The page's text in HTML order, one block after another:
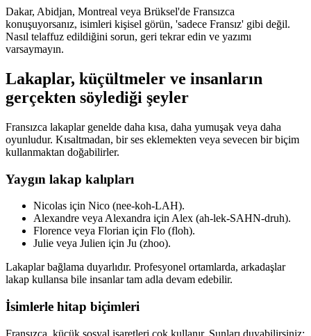
Dakar, Abidjan, Montreal veya Brüksel'de Fransızca
konuşuyorsanız, isimleri kişisel görün, 'sadece Fransız' gibi değil.
Nasıl telaffuz edildiğini sorun, geri tekrar edin ve yazımı
varsaymayın.
Lakaplar, küçültmeler ve insanların
gerçekten söylediği şeyler
Fransızca lakaplar genelde daha kısa, daha yumuşak veya daha
oyunludur. Kısaltmadan, bir ses eklemekten veya sevecen bir biçim
kullanmaktan doğabilirler.
Yaygın lakap kalıpları
Nicolas için Nico (nee-koh-LAH).
Alexandre veya Alexandra için Alex (ah-lek-SAHN-druh).
Florence veya Florian için Flo (floh).
Julie veya Julien için Ju (zhoo).
Lakaplar bağlama duyarlıdır. Profesyonel ortamlarda, arkadaşlar
lakap kullansa bile insanlar tam adla devam edebilir.
İsimlerle hitap biçimleri
Fransızca, küçük sosyal işaretleri çok kullanır. Şunları duyabilirsiniz: